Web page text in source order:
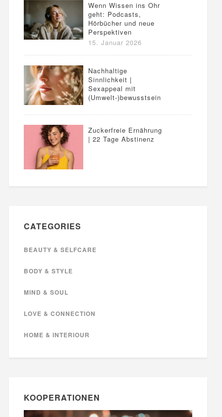
Wenn Wissen ins Ohr
geht: Podcasts,
Hörbücher und neue
Perspektiven
15. Januar 2026
Nachhaltige
Sinnlichkeit |
Sexappeal mit
(Umwelt-)bewusstsein
Zuckerfreie Ernährung
| 22 Tage Abstinenz
CATEGORIES
BEAUTY & SELFCARE
BODY & STYLE
MIND & SOUL
LOVE & CONNECTION
HOME & INTERIOUR
KOOPERATIONEN